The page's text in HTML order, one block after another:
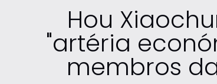
Hou
"artéria
membros